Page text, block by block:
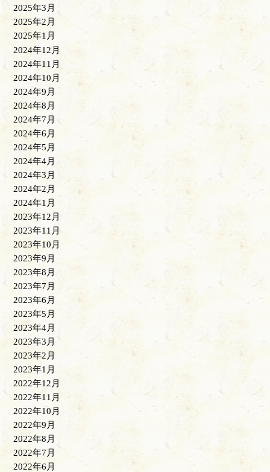
2025年3月
2025年2月
2025年1月
2024年12月
2024年11月
2024年10月
2024年9月
2024年8月
2024年7月
2024年6月
2024年5月
2024年4月
2024年3月
2024年2月
2024年1月
2023年12月
2023年11月
2023年10月
2023年9月
2023年8月
2023年7月
2023年6月
2023年5月
2023年4月
2023年3月
2023年2月
2023年1月
2022年12月
2022年11月
2022年10月
2022年9月
2022年8月
2022年7月
2022年6月